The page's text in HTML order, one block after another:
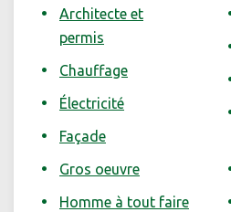
Architecte et
permis
Chauffage
Électricité
Façade
Gros oeuvre
Homme à tout faire